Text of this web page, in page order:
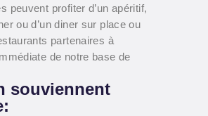
peuvent profiter d’un apéritif,
ou d’un diner sur place ou
partenaires à
de notre base de
souviennent